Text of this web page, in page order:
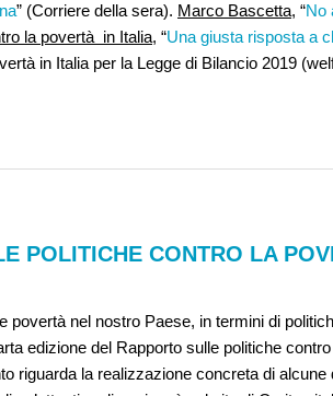
” (Corriere della sera). Marco Bascetta, “No
la povertà in Italia, “Una giusta risposta a
in Italia per la Legge di Bilancio 2019
POLITICHE CONTRO LA
povertà nel nostro Paese, in termini di
edizione del Rapporto sulle politiche
riguarda la realizzazione concreta di